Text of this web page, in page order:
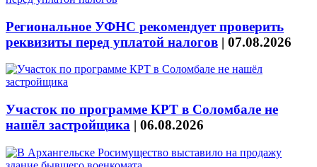
Региональное УФНС рекомендует проверить
реквизиты перед уплатой налогов | 07.08.2026
Участок по программе КРТ в Соломбале не
нашёл застройщика | 06.08.2026